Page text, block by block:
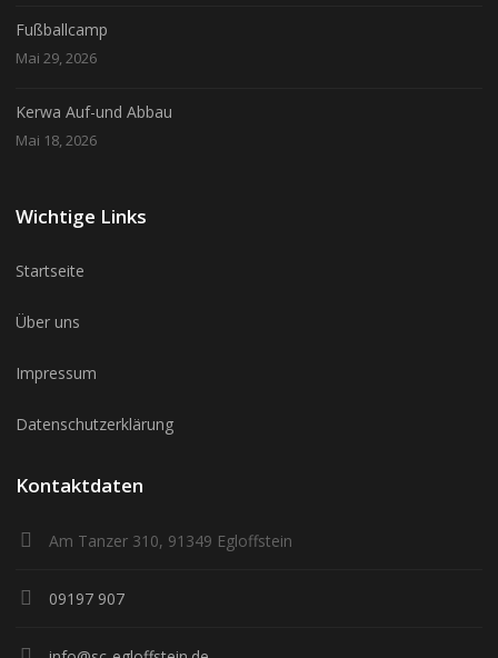
Fußballcamp
Mai 29, 2026
Kerwa Auf-und Abbau
Mai 18, 2026
Wichtige Links
Startseite
Über uns
Impressum
Datenschutzerklärung
Kontaktdaten
Am Tanzer 310, 91349 Egloffstein
09197 907